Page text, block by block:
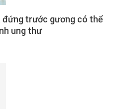
đứng trước gương có thể
ung thư